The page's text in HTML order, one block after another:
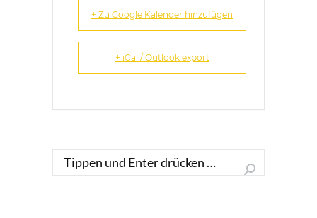
+ Zu Google Kalender hinzufügen
+ iCal / Outlook export
Search: